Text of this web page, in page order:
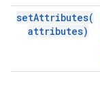
setAttributes(
attributes)